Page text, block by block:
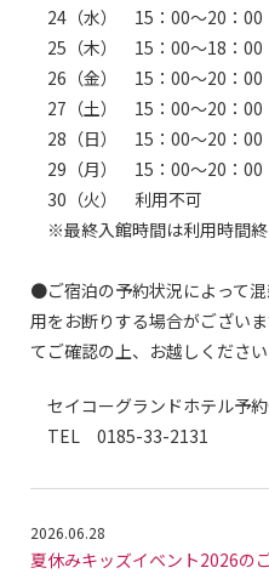
24（水） 15：00～20：00
25（木） 15：00～18：00
26（金） 15：00～20：00
27（土） 15：00～20：00
28（日） 15：00～20：00
29（月） 15：00～20：00
30（火） 利用不可
※最終入館時間は利用時間終
●ご宿泊の予約状況によって
用をお断りする場合がござい
てご確認の上、お越しください
セイコーグランドホテル予
TEL 0185-33-2131
2026.06.28
夏休みキッズイベント2026の